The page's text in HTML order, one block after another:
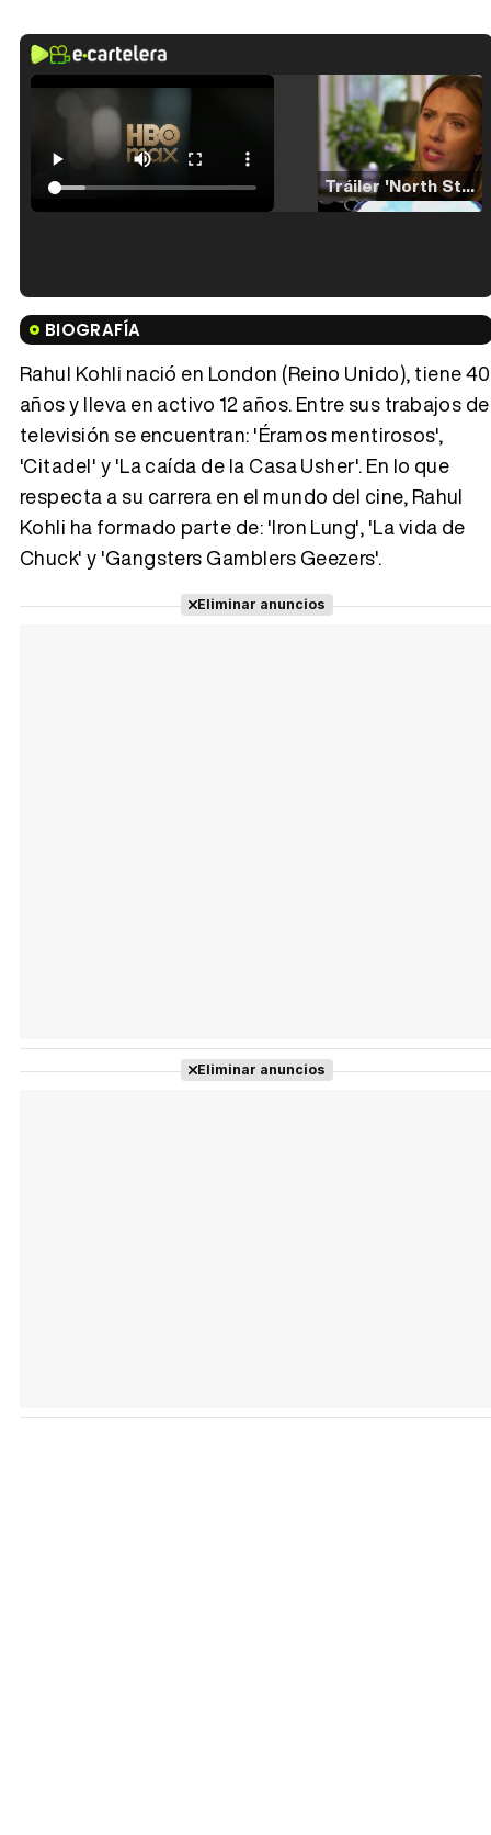
Tráiler 'North Star' (2023)
Tráiler en español de 'La isla olvidada'
BIOGRAFÍA
Rahul Kohli nació en London (Reino Unido), tiene 40
años y lleva en activo 12 años. Entre sus trabajos de
televisión se encuentran: 'Éramos mentirosos',
'Citadel' y 'La caída de la Casa Usher'. En lo que
respecta a su carrera en el mundo del cine, Rahul
Kohli ha formado parte de: 'Iron Lung', 'La vida de
Chuck' y 'Gangsters Gamblers Geezers'.
Eliminar anuncios
Eliminar anuncios